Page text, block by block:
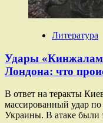
возможное
ВСУ
Литература
Удары
Лондона: что
В ответ на теракты
массированный удар по
Украины. В атаке были